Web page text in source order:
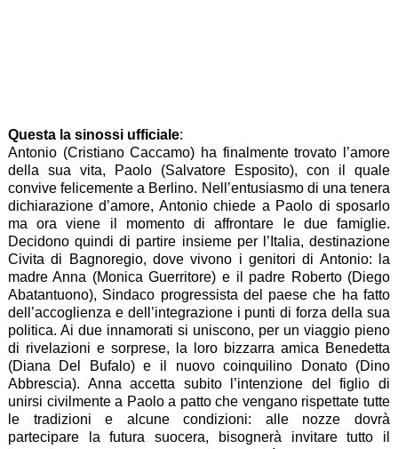
Questa la sinossi ufficiale:
Antonio (Cristiano Caccamo) ha finalmente trovato l’amore
della sua vita, Paolo (Salvatore Esposito), con il quale
convive felicemente a Berlino. Nell’entusiasmo di una tenera
dichiarazione d’amore, Antonio chiede a Paolo di sposarlo
ma ora viene il momento di affrontare le due famiglie.
Decidono quindi di partire insieme per l’Italia, destinazione
Civita di Bagnoregio, dove vivono i genitori di Antonio: la
madre Anna (Monica Guerritore) e il padre Roberto (Diego
Abatantuono), Sindaco progressista del paese che ha fatto
dell’accoglienza e dell’integrazione i punti di forza della sua
politica. Ai due innamorati si uniscono, per un viaggio pieno
di rivelazioni e sorprese, la loro bizzarra amica Benedetta
(Diana Del Bufalo) e il nuovo coinquilino Donato (Dino
Abbrescia). Anna accetta subito l’intenzione del figlio di
unirsi civilmente a Paolo a patto che vengano rispettate tutte
le tradizioni e alcune condizioni: alle nozze dovrà
partecipare la futura suocera, bisognerà invitare tutto il